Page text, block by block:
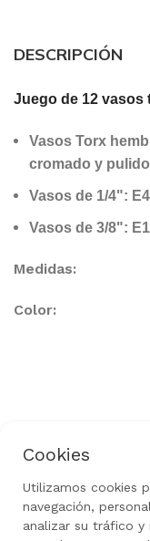
DESCRIPCIÓN
Juego de 12 vasos
Vasos Torx
cromado y
Vasos de 1/4":
Vasos de 3/8":
Medidas:
Color:
Política de
Rediseñado por
Cookies
Utilizamos cookies
navegación,
analizar su tráfico y